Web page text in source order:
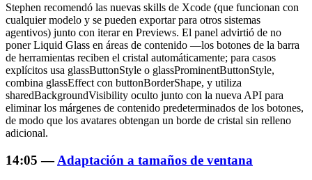
Stephen recomendó las nuevas skills de Xcode (que funcionan con
cualquier modelo y se pueden exportar para otros sistemas
agentivos) junto con iterar en Previews. El panel advirtió de no
poner Liquid Glass en áreas de contenido —los botones de la barra
de herramientas reciben el cristal automáticamente; para casos
explícitos usa glassButtonStyle o glassProminentButtonStyle,
combina glassEffect con buttonBorderShape, y utiliza
sharedBackgroundVisibility oculto junto con la nueva API para
eliminar los márgenes de contenido predeterminados de los botones,
de modo que los avatares obtengan un borde de cristal sin relleno
adicional.
14:05 —Adaptación a tamaños de ventana